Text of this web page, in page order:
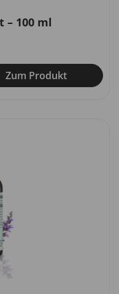
– 100 ml
Zum Produkt